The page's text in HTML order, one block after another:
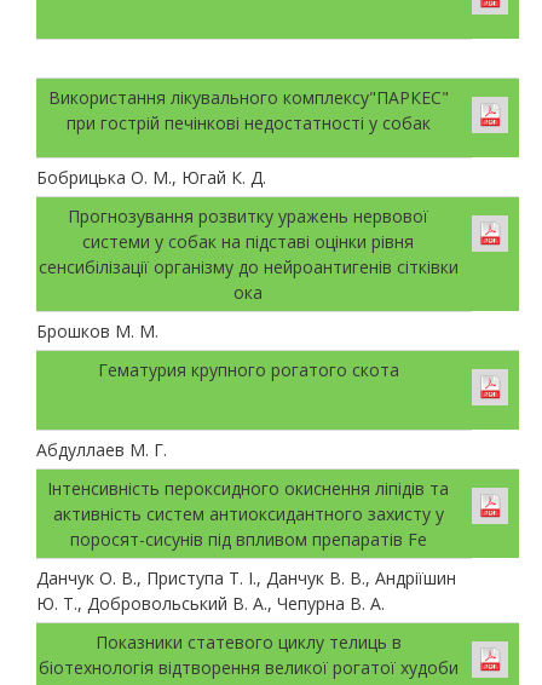
Використання лікувального комплексу"ПАРКЕС"
при гострій печінкові недостатності у собак
Бобрицька О. М., Югай К. Д.
Прогнозування розвитку уражень нервової
системи у собак на підставі оцінки рівня
сенсибілізації організму до нейроантигенів сітківки
ока
Брошков М. М.
Гематурия крупного рогатого скота
Абдуллаев М. Г.
Інтенсивність пероксидного окиснення ліпідів та
активність систем антиоксидантного захисту у
поросят-сисунів під впливом препаратів Fe
Данчук О. В., Приступа Т. І., Данчук В. В., Андріїшин
Ю. Т., Добровольський В. А., Чепурна В. А.
Показники статевого циклу телиць в
біотехнологія відтворення великої рогатої худоби